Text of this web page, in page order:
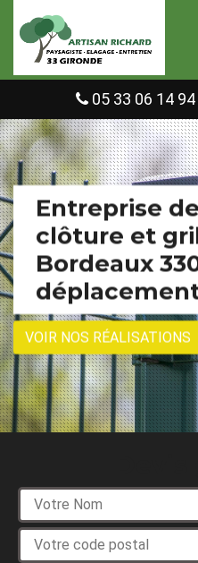
05 33 06 14 94
Entreprise
clôture et
Bordeaux
VOIR NOS RÉALISATIONS